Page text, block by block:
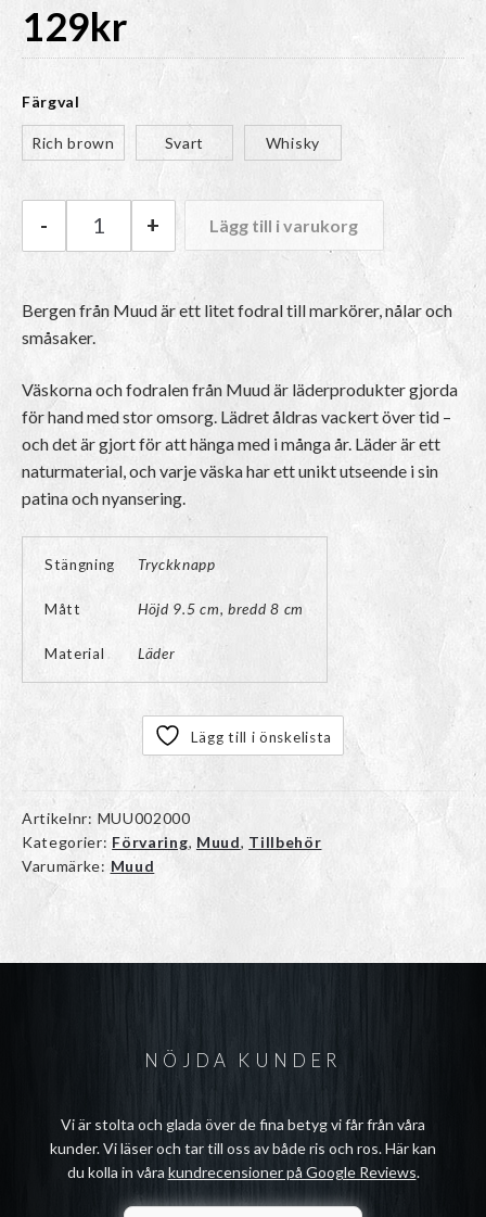
129kr
Färgval
Rich brown Svart Whisky
Muud Bergen mängd
- + Lägg till i varukorg
Bergen från Muud är ett litet fodral till markörer, nålar och
småsaker.
Väskorna och fodralen från Muud är läderprodukter gjorda
för hand med stor omsorg. Lädret åldras vackert över tid –
och det är gjort för att hänga med i många år. Läder är ett
naturmaterial, och varje väska har ett unikt utseende i sin
patina och nyansering.
Stängning Tryckknapp
Mått Höjd 9.5 cm, bredd 8 cm
Material Läder
Lägg till i önskelista
Artikelnr: MUU002000
Kategorier: Förvaring, Muud, Tillbehör
Varumärke: Muud
NÖJDA KUNDER
Vi är stolta och glada över de fina betyg vi får från våra
kunder. Vi läser och tar till oss av både ris och ros. Här kan
du kolla in våra kundrecensioner på Google Reviews.